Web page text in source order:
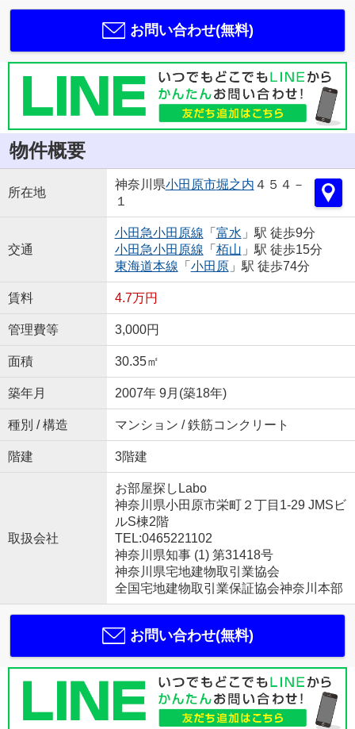
お問い合わせ(無料)
物件概要
所在地
神奈川県小田原市堀之内 ４５４－
１
交通
小田急小田原線 「 富水 」駅 徒歩9分
小田急小田原線 「 栢山 」駅 徒歩15分
東海道本線 「 小田原」駅 徒歩74分
賃料 4.7万円
管理費等 3,000円
面積 30.35㎡
築年月 2007年 9月(築18年)
種別 / 構造 マンション / 鉄筋コンクリート
階建 3階建
取扱会社
お部屋探しLabo
神奈川県小田原市栄町２丁目1-29 JMSビ
ルS棟2階
TEL:0465221102
神奈川県知事 (1) 第31418号
神奈川県宅地建物取引業協会
全国宅地建物取引業保証協会神奈川本部
お問い合わせ(無料)